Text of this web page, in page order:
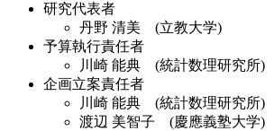
研究代表者
丹野 清美 (立教大学)
予算執行責任者
川崎 能典 (統計数理研究所)
企画立案責任者
川崎 能典 (統計数理研究所)
渡辺 美智子 (慶應義塾大学)